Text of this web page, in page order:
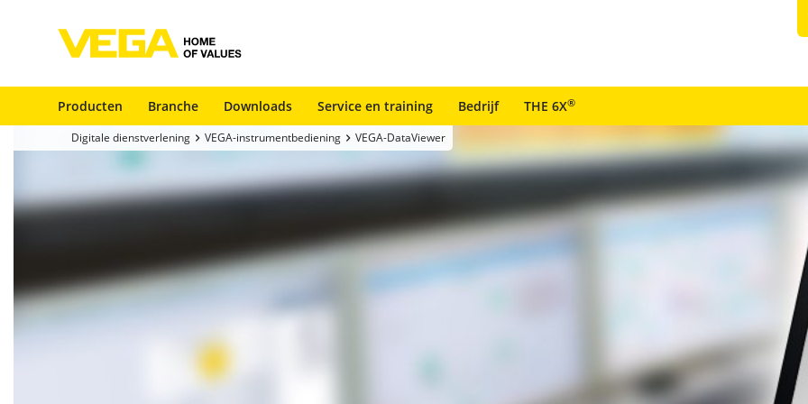
Producten Branche Downloads Service en training Bedrijf THE 6X®
Digitale dienstverlening VEGA-instrumentbediening VEGA-DataViewer